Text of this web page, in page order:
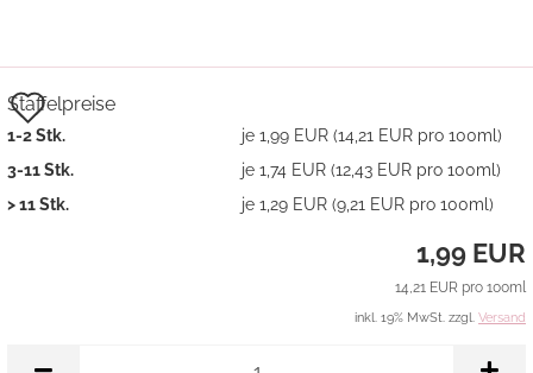
Auf
den
Merkzettel
Staffelpreise
1-2 Stk.
je 1,99 EUR (14,21 EUR pro 100ml)
3-11 Stk.
je 1,74 EUR (12,43 EUR pro 100ml)
> 11 Stk.
je 1,29 EUR (9,21 EUR pro 100ml)
1,99 EUR
14,21 EUR pro 100ml
inkl. 19% MwSt. zzgl. Versand